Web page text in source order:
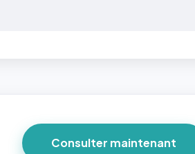
Consulter maintenant